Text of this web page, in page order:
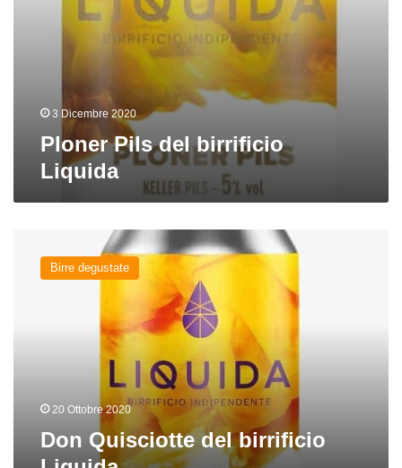
3 Dicembre 2020
Ploner Pils del birrificio
Liquida
Quisciotte
Birre degustate
20 Ottobre 2020
Don Quisciotte del birrificio